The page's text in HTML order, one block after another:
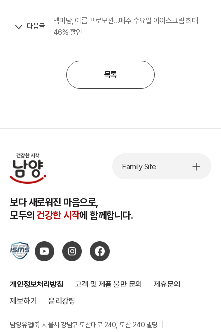
다음글
백미당, 여름 프로모션…매주 수요일 아이스크림 최대
46% 할인
목록
보다 새로워진 마음으로,
모두의 건강한 시작에 함께합니다.
Family Site
개인정보처리방침 고객 및 제품 불만 문의
제휴문의
제보하기
윤리강령
남양유업㈜ 서울시 강남구 도산대로 240, 도산 240 빌딩